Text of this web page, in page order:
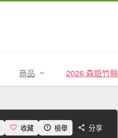
商品 2026 森遊竹縣
收藏 檢舉 分享